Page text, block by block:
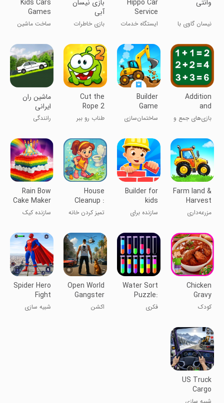
وانتی
نیسان گاوی با
Hippo Car
Service
Station
ایستگاه خدمات
‏‏‏بازی نیسان
آبی
بازی خاطرات
Kids Cars
Games
build a
ساخت ماشین
Addition
and
Subtraction
Games
بازی‌های جمع و
Builder
Game
ساختمان‌سازی
Cut the
Rope 2
طناب رو ببر
‏ماشین ران
ایرانی
رانندگی
Farm land &
Harvest
Kids Games
مزرعه‌داری
Builder for
kids
سازنده برای
House
Cleanup :
Cleaning
Games
تمیز کردن خانه
Rain Bow
Cake Maker
سازنده کیک
Chicken
Gravy
Maker -
Cooking
کودک
Water Sort
Puzzle:
Color Fill
فکری
Open World
Gangster
Mafia City
اکشن
Spider Hero
Fight
Rescue City
شبیه سازی
US Truck
Cargo
Transport